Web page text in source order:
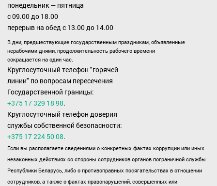
понедельник — пятница
с 09.00 до 18.00
перерыв на обед с 13.00 до 14.00
В дни, предшествующие государственным праздникам, объявленные
нерабочими днями, продолжительность рабочего времени
сокращается на один час.
Круглосуточный телефон "горячей
линии" по вопросам пересечения
Государственной границы:
+375 17 329 18 98.
Круглосуточный телефон доверия
службы собственной безопасности:
+375 17 224 50 08.
Если вы располагаете сведениями о конкретных фактах коррупции или иных
незаконных действиях со стороны сотрудников органов пограничной службы
Республики Беларусь, либо о противоправных посягательствах в отношении
сотрудников, а также о фактах правонарушений, совершенных или